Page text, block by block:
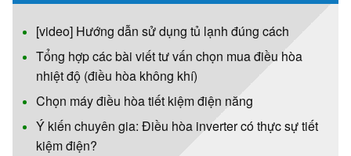
[video] Hướng dẫn sử dụng tủ lạnh đúng cách
Tổng hợp các bài viết tư vấn chọn mua điều hòa
nhiệt độ (điều hòa không khí)
Chọn máy điều hòa tiết kiệm điện năng
Ý kiến chuyên gia: Điều hòa inverter có thực sự tiết
kiệm điện?